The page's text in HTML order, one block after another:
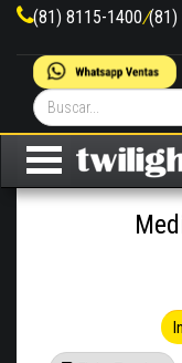
(81) 8115-1400/(81)